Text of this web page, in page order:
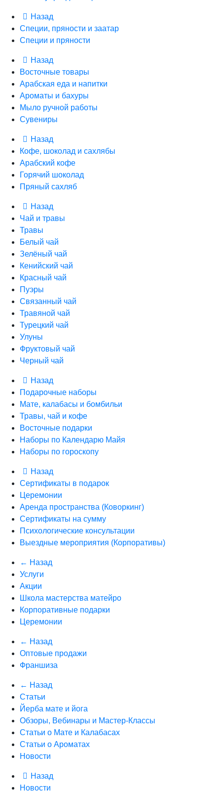
Назад
Специи, пряности и заатар
Специи и пряности
Назад
Восточные товары
Арабская еда и напитки
Ароматы и бахуры
Мыло ручной работы
Сувениры
Назад
Кофе, шоколад и сахлябы
Арабский кофе
Горячий шоколад
Пряный сахляб
Назад
Чай и травы
Травы
Белый чай
Зелёный чай
Кенийский чай
Красный чай
Пуэры
Связанный чай
Травяной чай
Турецкий чай
Улуны
Фруктовый чай
Черный чай
Назад
Подарочные наборы
Мате, калабасы и бомбильи
Травы, чай и кофе
Восточные подарки
Наборы по Календарю Майя
Наборы по гороскопу
Назад
Сертификаты в подарок
Церемонии
Аренда пространства (Коворкинг)
Сертификаты на сумму
Психологические консультации
Выездные мероприятия (Корпоративы)
← Назад
Услуги
Акции
Школа мастерства матейро
Корпоративные подарки
Церемонии
← Назад
Оптовые продажи
Франшиза
← Назад
Статьи
Йерба мате и йога
Обзоры, Вебинары и Мастер-Классы
Статьи о Мате и Калабасах
Статьи о Ароматах
Новости
Назад
Новости